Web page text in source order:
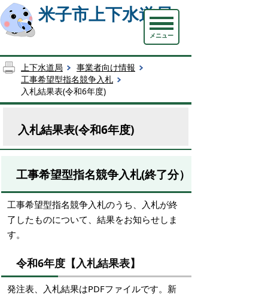
米子市上下水道局
メニュー
上下水道局
事業者向け情報
工事希望型指名競争入札
入札結果表(令和6年度)
入札結果表(令和6年度)
工事希望型指名競争入札(終了分）
工事希望型指名競争入札のうち、入札が終
了したものについて、結果をお知らせしま
す。
令和6年度【入札結果表】
発注表、入札結果はPDFファイルです。新